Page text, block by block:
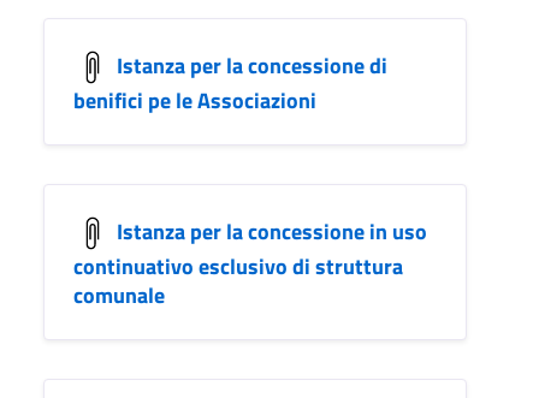
Istanza per la concessione di
benifici pe le Associazioni
Istanza per la concessione in uso
continuativo esclusivo di struttura
comunale